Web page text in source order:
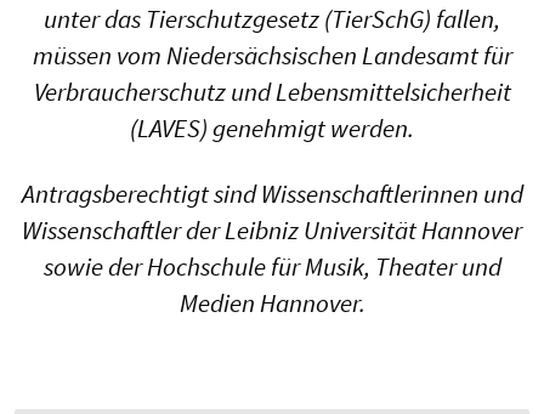
unter das Tierschutzgesetz (TierSchG) fallen,
müssen vom Niedersächsischen Landesamt für
Verbraucherschutz und Lebensmittelsicherheit
(LAVES) genehmigt werden.
Antragsberechtigt sind Wissenschaftlerinnen und
Wissenschaftler der Leibniz Universität Hannover
sowie der Hochschule für Musik, Theater und
Medien Hannover.